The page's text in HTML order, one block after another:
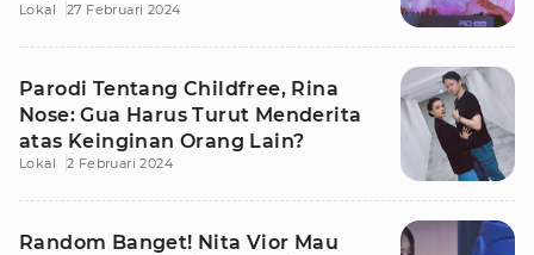
Lokal 27 Februari 2024
Parodi Tentang Childfree, Rina
Nose: Gua Harus Turut Menderita
atas Keinginan Orang Lain?
Lokal 2 Februari 2024
Random Banget! Nita Vior Mau